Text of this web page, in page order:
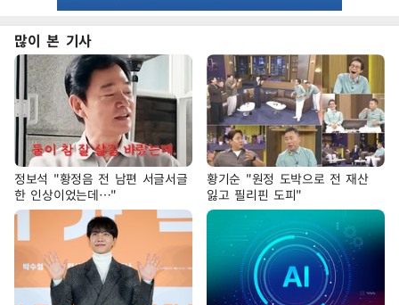
많이 본 기사
정보석 "황정음 전 남편 서글서글
한 인상이었는데…"
황기순 "원정 도박으로 전 재산
잃고 필리핀 도피"